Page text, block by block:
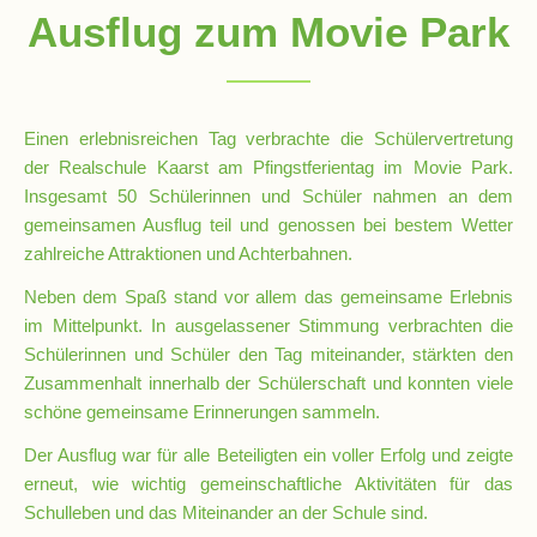
Hausmeister
Übermittagsbetreuung
Schülervertretung
(SV)
Schulpflegschaft
Förderverein
Ausflug zum Movie Park
Einen erlebnisreichen Tag verbrachte die Schülervertretung
der Realschule Kaarst am Pfingstferientag im Movie Park.
Insgesamt 50 Schülerinnen und Schüler nahmen an dem
gemeinsamen Ausflug teil und genossen bei bestem Wetter
zahlreiche Attraktionen und Achterbahnen.
Neben dem Spaß stand vor allem das gemeinsame Erlebnis
im Mittelpunkt. In ausgelassener Stimmung verbrachten die
Schülerinnen und Schüler den Tag miteinander, stärkten den
Zusammenhalt innerhalb der Schülerschaft und konnten viele
schöne gemeinsame Erinnerungen sammeln.
Der Ausflug war für alle Beteiligten ein voller Erfolg und zeigte
erneut, wie wichtig gemeinschaftliche Aktivitäten für das
Schulleben und das Miteinander an der Schule sind.